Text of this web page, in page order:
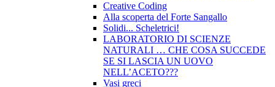
Creative Coding
Alla scoperta del Forte Sangallo
Solidi... Scheletrici!
LABORATORIO DI SCIENZE
NATURALI … CHE COSA SUCCEDE
SE SI LASCIA UN UOVO
NELL’ACETO???
Vasi greci